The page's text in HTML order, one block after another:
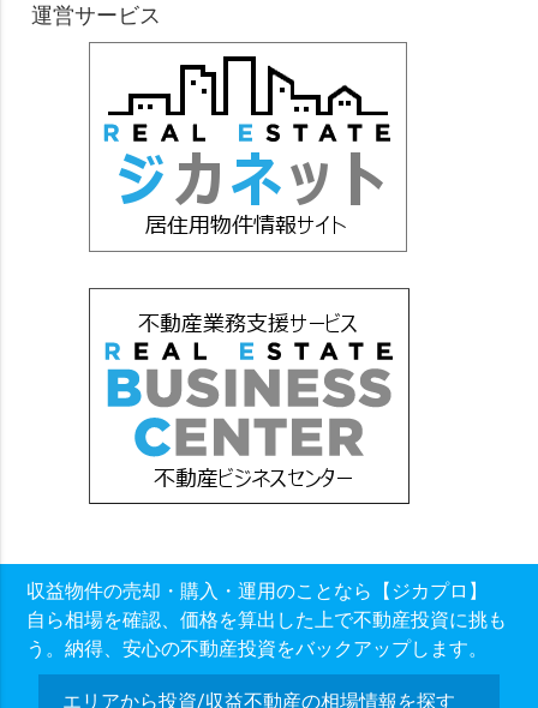
運営サービス
収益物件の売却・購入・運用のことなら【ジカプロ】
自ら相場を確認、価格を算出した上で不動産投資に挑も
う。納得、安心の不動産投資をバックアップします。
エリアから投資/収益不動産の相場情報を探す